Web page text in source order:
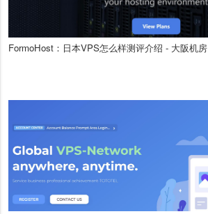
FormoHost：日本VPS怎么样测评介绍 - 大阪机房